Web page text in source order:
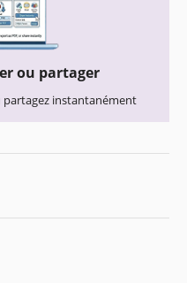
ou partager
partagez instantanément